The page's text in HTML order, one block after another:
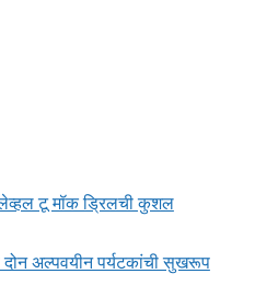
टू मॉक ड्रिलची कुशल
अल्पवयीन पर्यटकांची सुखरूप